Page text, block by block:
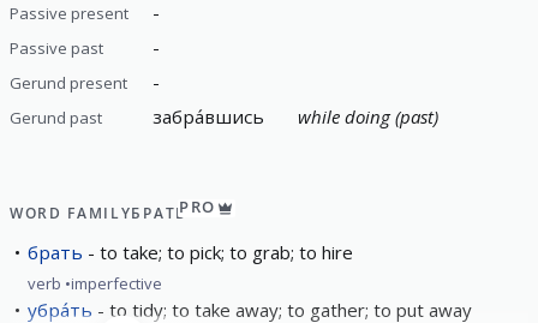
Passive present -
Passive past -
Gerund present -
Gerund past забра́вшись while doing (past)
WORD FAMILYБРАТЬPRO
брать to take; to pick; to grab; to hire
verb imperfective
убра́ть to tidy; to take away; to gather; to put away